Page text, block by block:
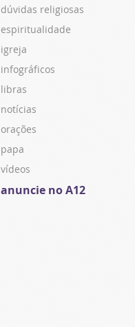
dúvidas religiosas
espiritualidade
igreja
infográficos
libras
notícias
orações
papa
vídeos
anuncie no A12